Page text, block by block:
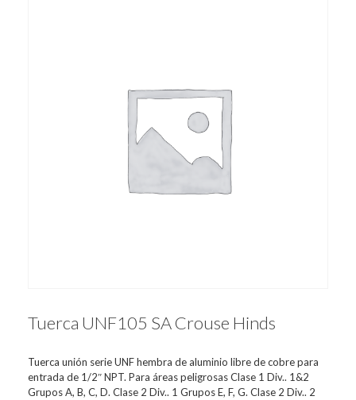
Tuerca UNF105 SA Crouse Hinds
Tuerca unión serie UNF hembra de aluminio libre de cobre para
entrada de 1/2″ NPT. Para áreas peligrosas Clase 1 Div.. 1&2
Grupos A, B, C, D. Clase 2 Div.. 1 Grupos E, F, G. Clase 2 Div.. 2